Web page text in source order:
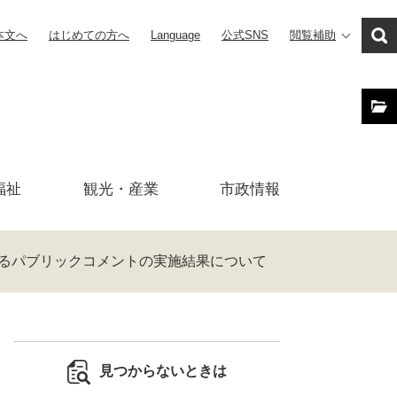
文へ はじめての方へ Language 公式SNS 閲覧補助
祉 観光・産業 市政情報
パブリックコメントの実施結果について
見つからないときは